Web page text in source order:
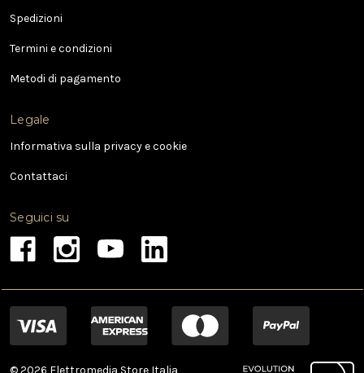
m
i
l
Spedizioni
Termini e condizioni
Metodi di pagamento
Legale
Informativa sulla privacy e cookie
Contattaci
Seguici su
© 2026 Elettromedia Store Italia